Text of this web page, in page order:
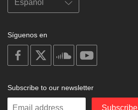
Síguenos en
on
facebook
soundcloud
Subscribe to our newsletter
Enter
Subscribe